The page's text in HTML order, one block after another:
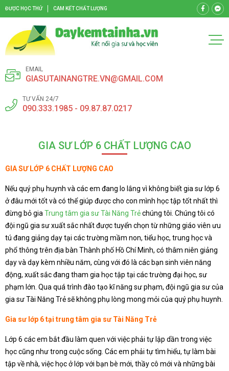
ĐƯỢC HỌC THỬ CAM KẾT CHẤT LƯỢNG
EMAIL
GIASUTAINANGTRE.VN@GMAIL.COM
TƯ VẤN 24/7
090.333.1985 - 09.87.87.0217
GIA SƯ LỚP 6 CHẤT LƯỢNG CAO
GIA SƯ LỚP 6 CHẤT LƯỢNG CAO
Nếu quý phụ huynh và các em đang lo lắng vì không biết gia sư lớp 6
ở đâu mới tốt và có thể giúp được cho con mình học tập tốt nhất thì
đừng bỏ gia Trung tâm gia sư Tài Năng Trẻchúng tôi. Chúng tôi có
đội ngũ gia sư xuất sắc nhất được tuyển chọn từ những giáo viên ưu
tú đang giảng dạy tại các trường mầm non, tiểu học, trung học và
phổ thông trên địa bàn Thành phố Hồ Chí Minh, có thâm niên giảng
dạy và dạy kèm nhiều năm, cùng với đó là các bạn sinh viên năng
động, xuất sắc đang tham gia học tập tại các trường đại học, sư
phạm lớn. Qua quá trình đào tạo kĩ năng sư phạm, đội ngũ gia sư của
gia sư Tài Năng Trẻ sẽ không phụ lòng mong mỏi của quý phụ huynh.
Gia sư lớp 6 tại trung tâm gia sư Tài Năng Trẻ
Lớp 6 các em bắt đầu làm quen với việc phải tự lập dần trong việc
học cũng như trong cuộc sống. Các em phải tự tìm hiểu, tự làm bài
tập về nhà, việc học ở lớp với bạn bè mới, thầy cô mới và những bài